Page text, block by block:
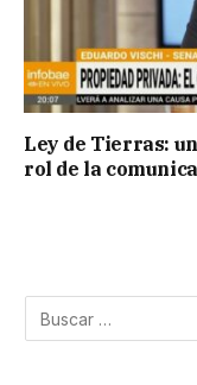
Ley de Tierras:
rol de la